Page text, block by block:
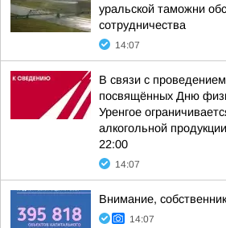
уральской таможни
сотрудничества
14:07
В связи с
посвящённых Дню
Уренгое
алкогольной
22:00
14:07
Внимание,
14:07